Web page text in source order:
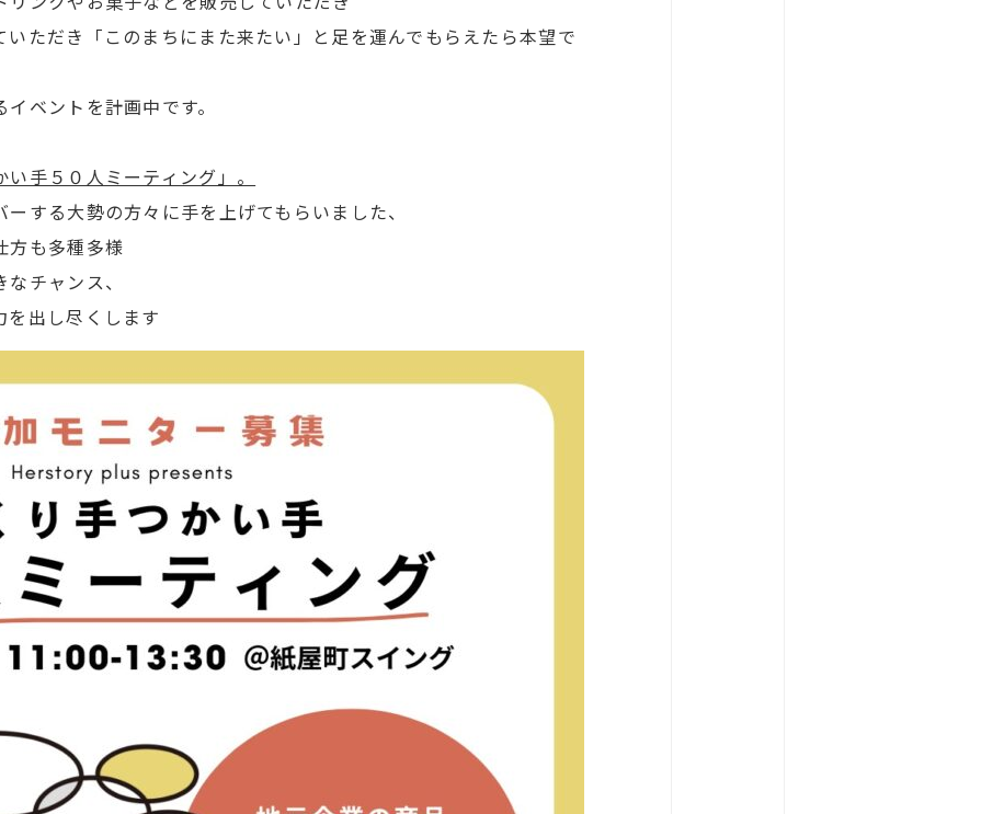
ただき「このまちにまた来たい」と足を運んでもらえたら本望で
ベントを計画中です。
い手５０人ミーティング」。
する大勢の方々に手を上げてもらいました、
方も多種多様
チャンス、
出し尽くします